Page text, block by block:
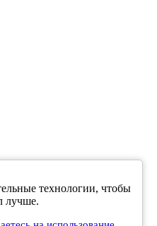
в интервью,
технологии, чтобы
лучше.